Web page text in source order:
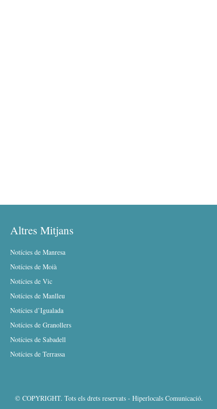
Altres Mitjans
Notícies de Manresa
Notícies de Moià
Notícies de Vic
Notícies de Manlleu
Notícies d’Igualada
Notícies de Granollers
Notícies de Sabadell
Notícies de Terrassa
© COPYRIGHT. Tots els drets reservats - Hiperlocals Comunicació.